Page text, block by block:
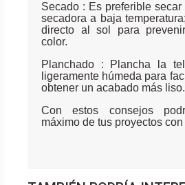
Secado : Es preferible
secadora a baja
directo al sol para
color.
Planchado : Plancha la
ligeramente húmeda para
obtener un acabado más liso.
Con estos consejos
máximo de tus proyectos